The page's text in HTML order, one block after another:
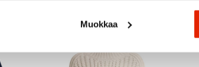
Muokkaa